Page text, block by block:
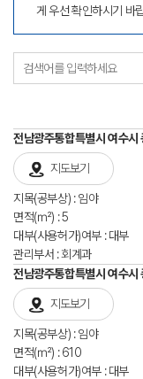
게 우선 확인하시기 바
검색어를 입력하세요
전남광주통합특별시 여수
지도보기
지목(공부상) : 임야
면적(㎡) : 5
대부(사용허가)여부 : 대부
관리부서 : 회계과
전남광주통합특별시 여수
지도보기
지목(공부상) : 임야
면적(㎡) : 610
대부(사용허가)여부 : 대부